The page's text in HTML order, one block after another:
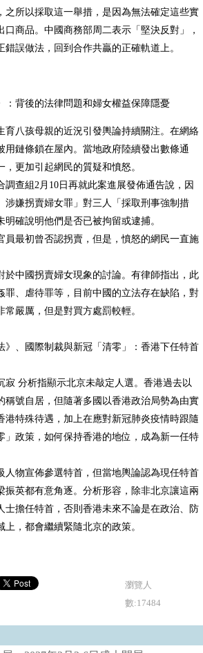
之所以採取這一舉措，是因為無法確定這些實
口商品。中國商務部周二表示「堅決反對」，
錯誤做法，回到合作共贏的正確軌道上。
：背後的法律問題和婦女權益保障隱憂
育八孩母親的近況引發輿論持續關注。在網絡
用鏈條鎖在屋內。當地政府陸續發出數條通
更加引起網民的質疑和憤怒。
調查組2月10日再就此案進展發佈通告說，因
涉嫌拐賣婦女罪」對三人「採取刑事強制措
明確說明他們是否已被拘留或逮捕。
員最初曾否認拐賣，但是，憤怒的網民一直施
於中國拐賣婦女現象的討論。有律師指出，此
罪、虐待罪等，目前中國的立法存在缺陷，對
嚴厲，但是對買方處罰較輕。
》、國際制裁與新冠「清零」：香港下任特首
寂 分析指顯示北京未敲定人選。香港過去以
稱號自居，但隨著多國以香港政治局勢為由實
港特殊待遇，加上在應對新冠肺炎疫情時跟隨
」政策，如何保持香港的地位，成為新一任特
人物宣佈參選特首，但當地輿論認為現任特首
振英都有意角逐。分析形容，除非北京讓這兩
士擔任特首，否則香港未來不論是在政治、防
，都會繼續緊隨北京的政策。
瀏覽人
數:17484